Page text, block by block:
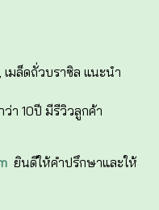
มล็ดถั่วบราซิล แนะนำ
ว่า 10ปี มีรีวิวลูกค้า
ยินดีให้คำปรึกษาและให้